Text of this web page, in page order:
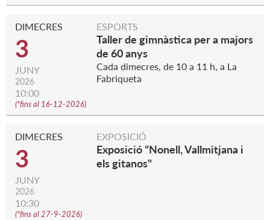
DIMECRES
3
JUNY
2026
10:00
(*fins al 16-12-2026)
ESPORTS
Taller de gimnàstica per a majors
de 60 anys
Cada dimecres, de 10 a 11 h, a La
Fabriqueta
DIMECRES
3
JUNY
2026
10:30
(*fins al 27-9-2026)
EXPOSICIÓ
Exposició "Nonell, Vallmitjana i
els gitanos"